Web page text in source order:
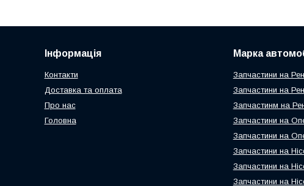
Інформація
Контакти
Доставка та оплата
Про нас
Головна
Марка
Запчастини на
Запчастини на
Запчастинм на
Запчастини на
Запчастини на
Запчастини на
Запчастини на
Запчастини на